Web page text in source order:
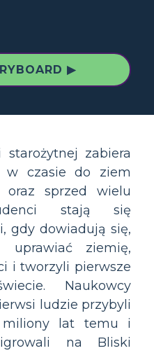
▶
zabiera
w czasie do ziem
sprzed wielu
stają się
gdy dowiadują się,
ziemię,
i tworzyli pierwsze
Naukowcy
ludzie przybyli
lat temu i
na Bliski